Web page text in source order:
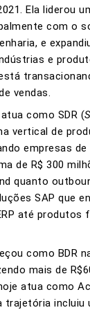
Ela liderou
com o
e
e
vendas.
atua como SDR (
vertical de
empresas
de R$ 300
quanto
SAP que
até produtos
como BDR
mais de
atua como
trajetória